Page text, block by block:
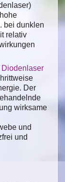
bei dunklen
relativ
Diodenlaser
Der
wirksame
und
und